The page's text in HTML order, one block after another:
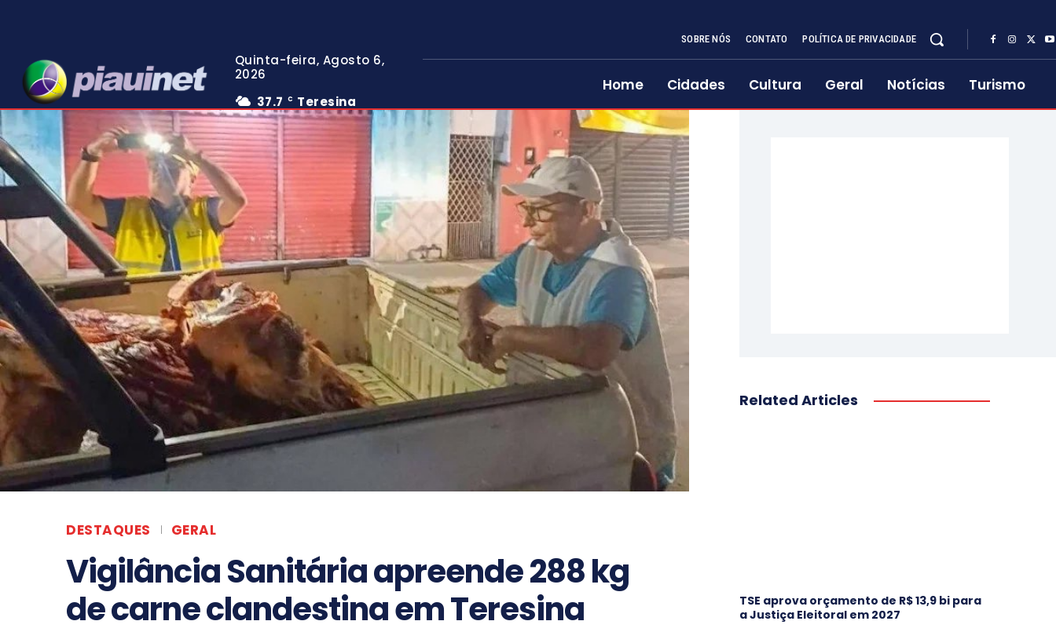
Quinta-feira, Agosto 6,
2026
37.7
C Teresina
SOBRE NÓS CONTATO POLÍTICA DE PRIVACIDADE
Home Cidades Cultura Geral Notícias Turismo
DESTAQUES GERAL
Vigilância Sanitária apreende 288 kg
de carne clandestina em Teresina
Related Articles
TSE aprova orçamento de R$ 13,9 bi para
a Justiça Eleitoral em 2027